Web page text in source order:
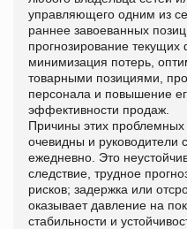
управляющего одним из
раннее завоеванных
прогнозирование текущих
минимизация потерь,
товарными позициями,
персонала и повышение
эффективности продаж.
Причины этих
очевидны и руководители
ежедневно. Это
следствие, трудное
рисков; задержка или
оказывает давление на
стабильности и